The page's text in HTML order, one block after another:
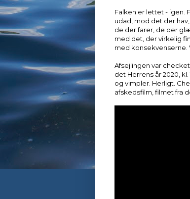
Falken er lettet - igen.
udad, mod det der
de der farer, de der
med det, der virkelig
med konsekvenserne.
Afsejlingen var
det Herrens år 2020,
og vimpler. Herligt.
afskedsfilm, filmet fra